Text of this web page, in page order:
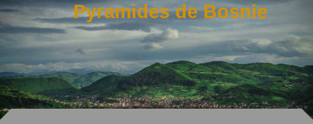
Pyramides de Bosnie